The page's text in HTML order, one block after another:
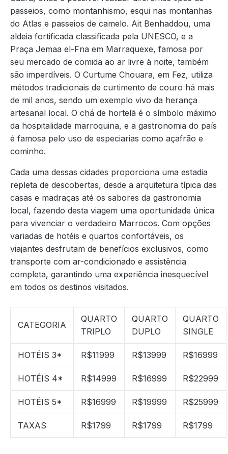
passeios, como montanhismo, esqui nas montanhas
do Atlas e passeios de camelo. Ait Benhaddou, uma
aldeia fortificada classificada pela UNESCO, e a
Praça Jemaa el-Fna em Marraquexe, famosa por
seu mercado de comida ao ar livre à noite, também
são imperdíveis. O Curtume Chouara, em Fez, utiliza
métodos tradicionais de curtimento de couro há mais
de mil anos, sendo um exemplo vivo da herança
artesanal local. O chá de hortelã é o símbolo máximo
da hospitalidade marroquina, e a gastronomia do país
é famosa pelo uso de especiarias como açafrão e
cominho.
Cada uma dessas cidades proporciona uma estadia
repleta de descobertas, desde a arquitetura típica das
casas e madraças até os sabores da gastronomia
local, fazendo desta viagem uma oportunidade única
para vivenciar o verdadeiro Marrocos. Com opções
variadas de hotéis e quartos confortáveis, os
viajantes desfrutam de benefícios exclusivos, como
transporte com ar-condicionado e assistência
completa, garantindo uma experiência inesquecível
em todos os destinos visitados.
CATEGORIA
QUARTO
TRIPLO
QUARTO
DUPLO
QUARTO
SINGLE
HOTÉIS 3* R$11999 R$13999 R$16999
HOTÉIS 4* R$14999 R$16999 R$22999
HOTÉIS 5* R$16999 R$19999 R$25999
TAXAS R$1799 R$1799 R$1799